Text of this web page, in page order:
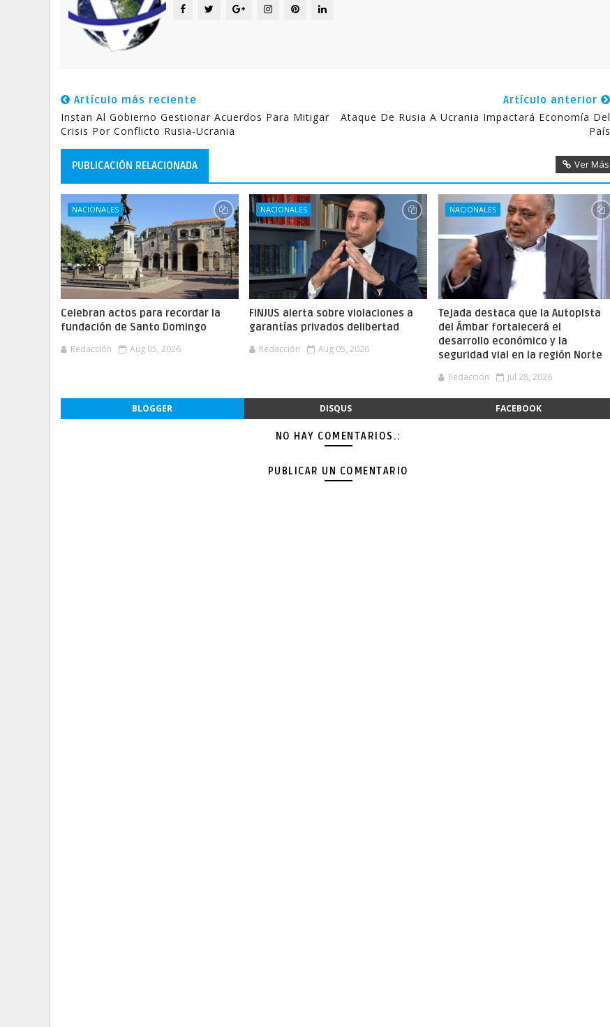
Artículo más reciente
Instan Al Gobierno Gestionar Acuerdos Para Mitigar
Crisis Por Conflicto Rusia-Ucrania
Artículo anterior
Ataque De Rusia A Ucrania Impactará Economía Del
País
PUBLICACIÓN RELACIONADA Ver Más
NACIONALES
Celebran actos para recordar la
fundación de Santo Domingo
Redacción Aug 05, 2026
NACIONALES
FINJUS alerta sobre violaciones a
garantías privados delibertad
Redacción Aug 05, 2026
NACIONALES
Tejada destaca que la Autopista
del Ámbar fortalecerá el
desarrollo económico y la
seguridad vial en la región Norte
Redacción Jul 28, 2026
BLOGGER DISQUS FACEBOOK
NO HAY COMENTARIOS.:
PUBLICAR UN COMENTARIO